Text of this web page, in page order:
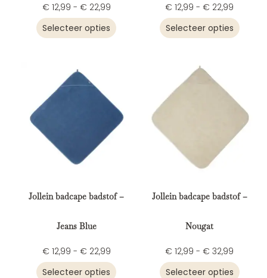
€ 12,99 - € 22,99
Selecteer opties
€ 12,99 - € 22,99
Selecteer opties
Jollein badcape badstof –
Jeans Blue
€ 12,99 - € 22,99
Selecteer opties
Jollein badcape badstof –
Nougat
€ 12,99 - € 32,99
Selecteer opties